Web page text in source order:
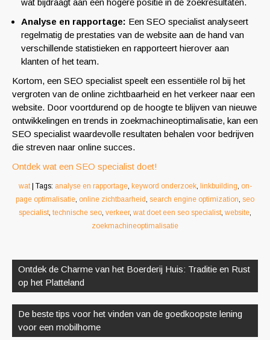
wat bijdraagt aan een hogere positie in de zoekresultaten.
Analyse en rapportage: Een SEO specialist analyseert
regelmatig de prestaties van de website aan de hand van
verschillende statistieken en rapporteert hierover aan
klanten of het team.
Kortom, een SEO specialist speelt een essentiële rol bij het
vergroten van de online zichtbaarheid en het verkeer naar een
website. Door voortdurend op de hoogte te blijven van nieuwe
ontwikkelingen en trends in zoekmachineoptimalisatie, kan een
SEO specialist waardevolle resultaten behalen voor bedrijven
die streven naar online succes.
Ontdek wat een SEO specialist doet!
wat | Tags: analyse en rapportage, keyword onderzoek, linkbuilding, on-
page optimalisatie, online zichtbaarheid, search engine optimization, seo
specialist, technische seo, verkeer, wat doet een seo specialist, website,
zoekmachineoptimalisatie
Ontdek de Charme van het Boerderij Huis: Traditie en Rust
op het Platteland
De beste tips voor het vinden van de goedkoopste lening
voor een mobilhome